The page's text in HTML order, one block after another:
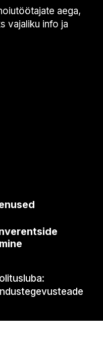
aega,
vajaliku info ja